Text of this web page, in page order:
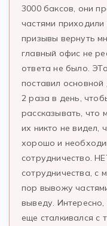
3000 баксов, они
частями приходили
призывы вернуть
главный офис не
ответа не было.
поставил
2 раза в день,
рассказывать, что
их никто не видел,
хорошо и
сотрудничество.
сотрудничества, с
пор вывожу
выведу.
еще сталкивался с